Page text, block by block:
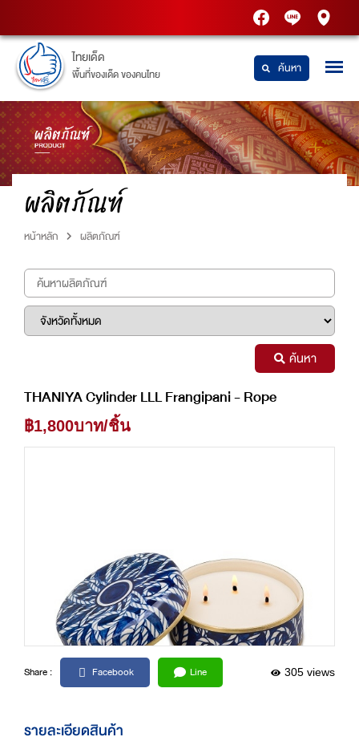
PTT
PTT
ไทยเด็ด
พื้นที่ของเด็ด ของคนไทย ค้นหา
ผลิตภัณฑ์
หน้าหลัก ผลิตภัณฑ์
ค้นหา
THANIYA Cylinder LLL Frangipani - Rope
฿1,800บาท/ชิ้น
Share : Facebook Line 305 views
รายละเอียดสินค้า